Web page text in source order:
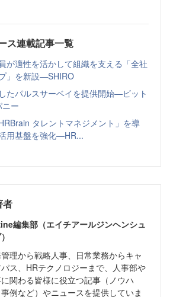
ス連載記事一覧
が適性を活かして組織を支える「全社
」を新設—SHIRO
たパルスサーベイを提供開始—ビット
ー
タレントマネジメント」を導
用基盤を強化—HR...
者
編集部（エイチアールジンヘンシュ
理から戦略人事、日常業務からキャ
パス、HRテクノロジーまで、人事部や
関わる皆様に役立つ記事（ノウハ
例など）やニュースを提供していま